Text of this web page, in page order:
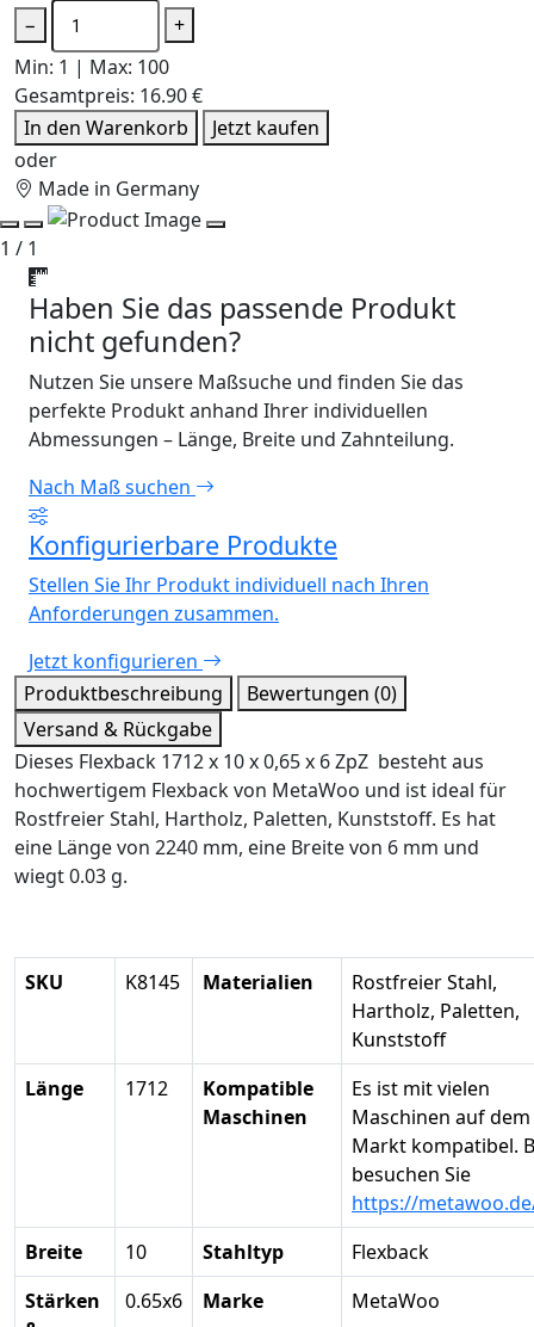
−
+
Min: 1 | Max: 100
Gesamtpreis: 16.90 €
In den Warenkorb
Jetzt kaufen
oder
Made in Germany
1 / 1
Haben Sie das passende Produkt
nicht gefunden?
Nutzen Sie unsere Maßsuche und finden Sie das
perfekte Produkt anhand Ihrer individuellen
Abmessungen – Länge, Breite und Zahnteilung.
Nach Maß suchen
Konfigurierbare Produkte
Stellen Sie Ihr Produkt individuell nach Ihren
Anforderungen zusammen.
Jetzt konfigurieren
Produktbeschreibung
Bewertungen (0)
Versand & Rückgabe
Dieses Flexback 1712 x 10 x 0,65 x 6 ZpZ besteht aus
hochwertigem Flexback von MetaWoo und ist ideal für
Rostfreier Stahl, Hartholz, Paletten, Kunststoff. Es hat
eine Länge von 2240 mm, eine Breite von 6 mm und
wiegt 0.03 g.
SKU K8145 Materialien
Rostfreier Stahl,
Hartholz, Paletten,
Kunststoff
Länge
1712
Kompatible
Maschinen
Es ist mit vielen
Maschinen auf dem
Markt kompatibel.
besuchen Sie
https://
Breite
10 Stahltyp
Flexback
Stärken
0.65x6 Marke MetaWoo